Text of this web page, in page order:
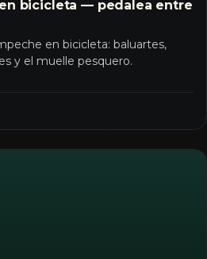
bicicleta — pedalea entre
en bicicleta: baluartes,
y el muelle pesquero.